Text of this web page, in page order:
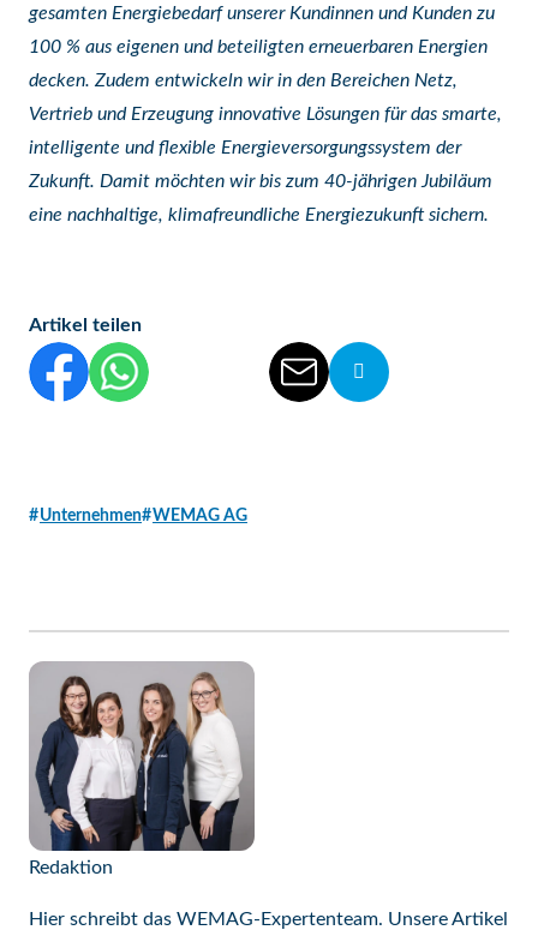
gesamten Energiebedarf unserer Kundinnen und Kunden zu
100 % aus eigenen und beteiligten erneuerbaren Energien
decken. Zudem entwickeln wir in den Bereichen Netz,
Vertrieb und Erzeugung innovative Lösungen für das smarte,
intelligente und flexible Energieversorgungssystem der
Zukunft. Damit möchten wir bis zum 40-jährigen Jubiläum
eine nachhaltige, klimafreundliche Energiezukunft sichern.
Artikel teilen
Diesen Beitrag auf Facebook teilen
Diesen Beitrag auf WhatsApp teilen
Diesen Beitrag auf Threads teilen
Diesen Beitrag auf linkedIn teilen
Diesen Beitrag per E-Mail
Die Url von diesem
Unternehmen WEMAG AG
Redaktion
Hier schreibt das WEMAG-Expertenteam. Unsere Artikel